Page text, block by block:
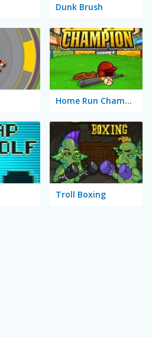
Dunk Brush
Home Run Champion
Troll Boxing